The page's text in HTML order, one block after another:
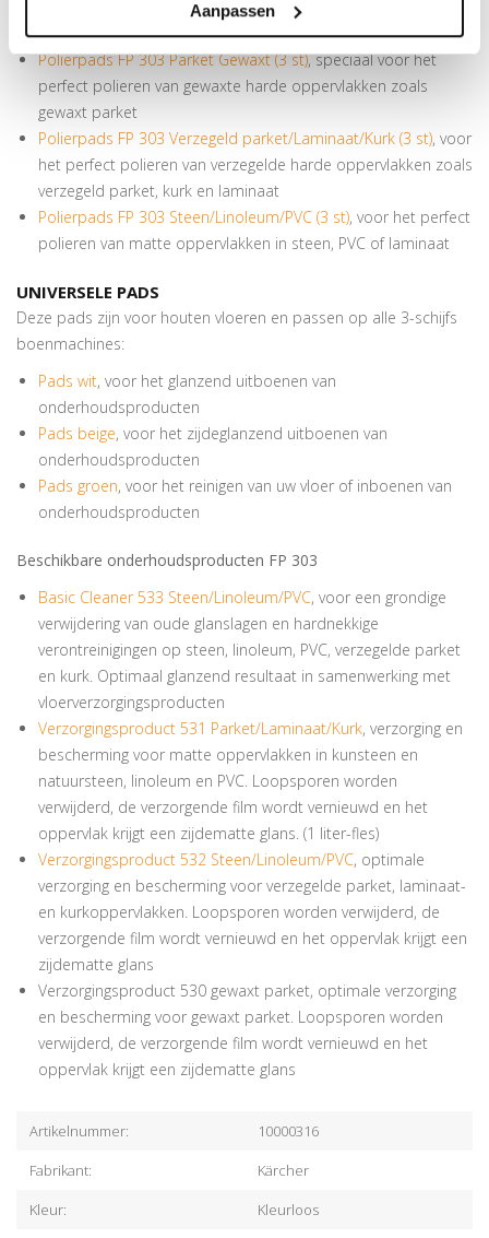
Aanpassen
Kärcher boenmachine FP 303:
Polierpads FP 303 Parket Gewaxt (3 st), speciaal voor het
perfect polieren van gewaxte harde oppervlakken zoals
gewaxt parket
Polierpads FP 303 Verzegeld parket/Laminaat/Kurk (3 st), voor
het perfect polieren van verzegelde harde oppervlakken zoals
verzegeld parket, kurk en laminaat
Polierpads FP 303 Steen/Linoleum/PVC (3 st), voor het perfect
polieren van matte oppervlakken in steen, PVC of laminaat
UNIVERSELE PADS
Deze pads zijn voor houten vloeren en passen op alle 3-schijfs
boenmachines:
Pads wit, voor het glanzend uitboenen van
onderhoudsproducten
Pads beige, voor het zijdeglanzend uitboenen van
onderhoudsproducten
Pads groen, voor het reinigen van uw vloer of inboenen van
onderhoudsproducten
Beschikbare onderhoudsproducten FP 303
Basic Cleaner 533 Steen/Linoleum/PVC, voor een grondige
verwijdering van oude glanslagen en hardnekkige
verontreinigingen op steen, linoleum, PVC, verzegelde parket
en kurk. Optimaal glanzend resultaat in samenwerking met
vloerverzorgingsproducten
Verzorgingsproduct 531 Parket/Laminaat/Kurk, verzorging en
bescherming voor matte oppervlakken in kunsteen en
natuursteen, linoleum en PVC. Loopsporen worden
verwijderd, de verzorgende film wordt vernieuwd en het
oppervlak krijgt een zijdematte glans. (1 liter-fles)
Verzorgingsproduct 532 Steen/Linoleum/PVC, optimale
verzorging en bescherming voor verzegelde parket, laminaat-
en kurkoppervlakken. Loopsporen worden verwijderd, de
verzorgende film wordt vernieuwd en het oppervlak krijgt een
zijdematte glans
Verzorgingsproduct 530 gewaxt parket, optimale verzorging
en bescherming voor gewaxt parket. Loopsporen worden
verwijderd, de verzorgende film wordt vernieuwd en het
oppervlak krijgt een zijdematte glans
Artikelnummer:
10000316
Fabrikant:
Kärcher
Kleur:
Kleurloos